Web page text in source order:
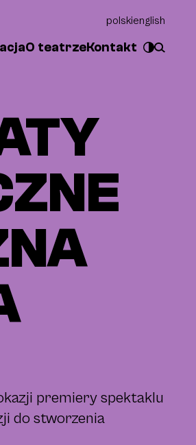
polskienglish
O teatrzeKontakt
premiery spektaklu
do stworzenia